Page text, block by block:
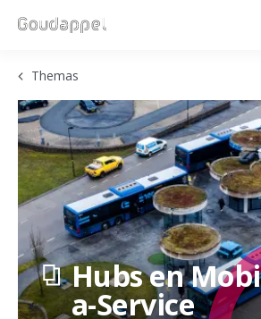
Themas
Hubs en
a-Service